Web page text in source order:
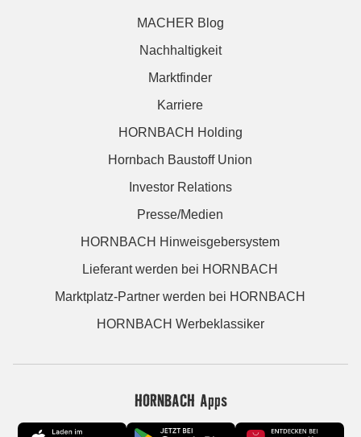
MACHER Blog
Nachhaltigkeit
Marktfinder
Karriere
HORNBACH Holding
Hornbach Baustoff Union
Investor Relations
Presse/Medien
HORNBACH Hinweisgebersystem
Lieferant werden bei HORNBACH
Marktplatz-Partner werden bei HORNBACH
HORNBACH Werbeklassiker
HORNBACH Apps